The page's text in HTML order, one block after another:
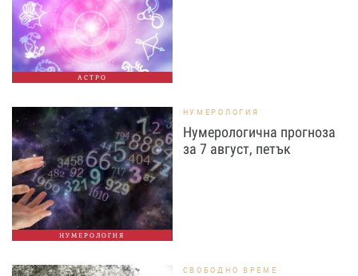
АСТРО
НУМЕРОЛОГИЯ
НУМЕРОЛОГИЯ
Нумерологична прогноза
за 7 август, петък
СВОБОДНО ВРЕМЕ